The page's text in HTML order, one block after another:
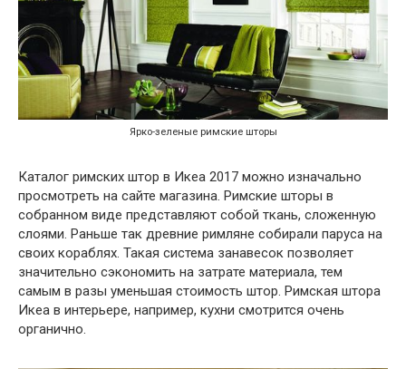
Ярко-зеленые римские шторы
Каталог римских штор в Икеа 2017 можно изначально
просмотреть на сайте магазина. Римские шторы в
собранном виде представляют собой ткань, сложенную
слоями. Раньше так древние римляне собирали паруса на
своих кораблях. Такая система занавесок позволяет
значительно сэкономить на затрате материала, тем
самым в разы уменьшая стоимость штор. Римская штора
Икеа в интерьере, например, кухни смотрится очень
органично.